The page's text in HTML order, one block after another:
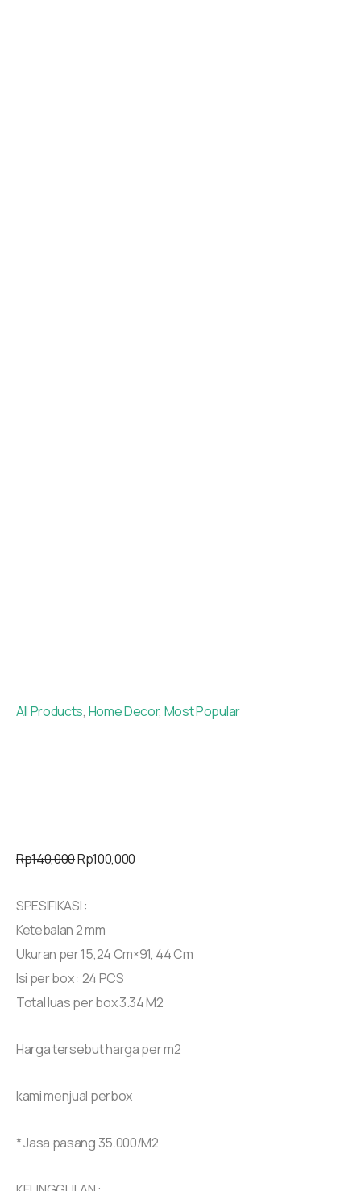
All Products, Home Decor, Most Popular
Rp140,000Rp100,000
SPESIFIKASI :
Ketebalan 2 mm
Ukuran per 15,24 Cm×91, 44 Cm
Isi per box : 24 PCS
Total luas per box 3.34 M2
Harga tersebut harga per m2
kami menjual perbox
* Jasa pasang 35.000/M2